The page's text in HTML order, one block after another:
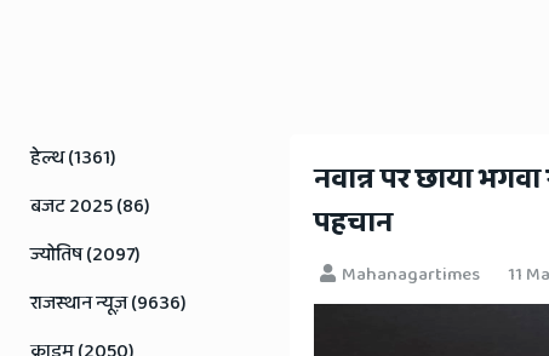
नवान्न पर छाया
पहचान
Mahanagartimes 11
हेल्थ (1361)
बजट 2025 (86)
ज्योतिष (2097)
राजस्थान न्यूज़ (9636)